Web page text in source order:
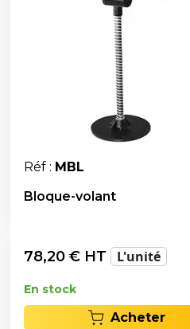
Réf : MBL
Bloque-volant
78,20 € HT L'unité
En stock
Acheter